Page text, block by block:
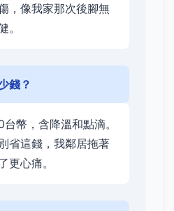
，像我家那次後腳無
。
錢？
幣，含降溫和點滴。
省這錢，我鄰居拖著
更心痛。